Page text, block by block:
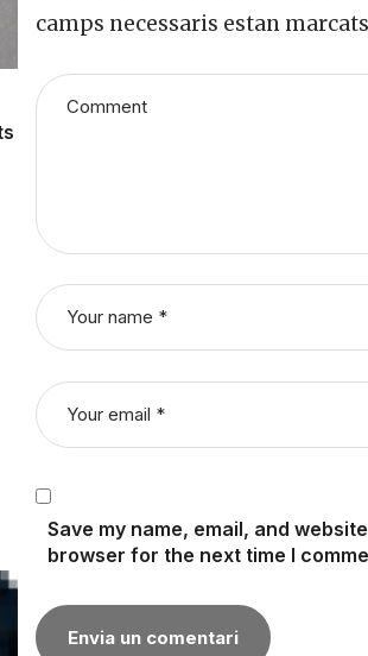
camps necessaris estan
Save my name, email, and
browser for the next time I